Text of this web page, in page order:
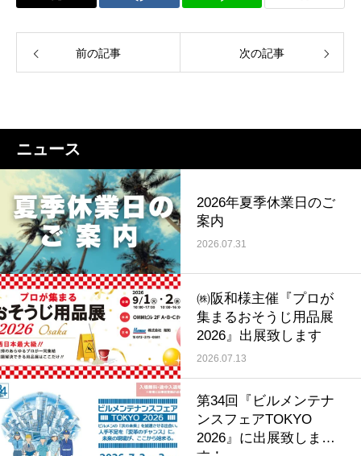
前の記事 次の記事
ニュース
2026年夏季休業日のご
案内
2026.07.31
㈱阪和様主催『プロが
集まるおそうじ用品展
2026』出展致します
2026.07.13
第34回『ビルメンテナ
ンスフェアTOKYO
2026』に出展致しま